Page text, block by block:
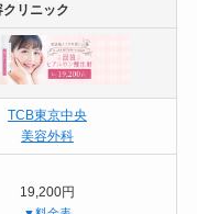
リニック
TCB東京中央
美容外科
19,200円